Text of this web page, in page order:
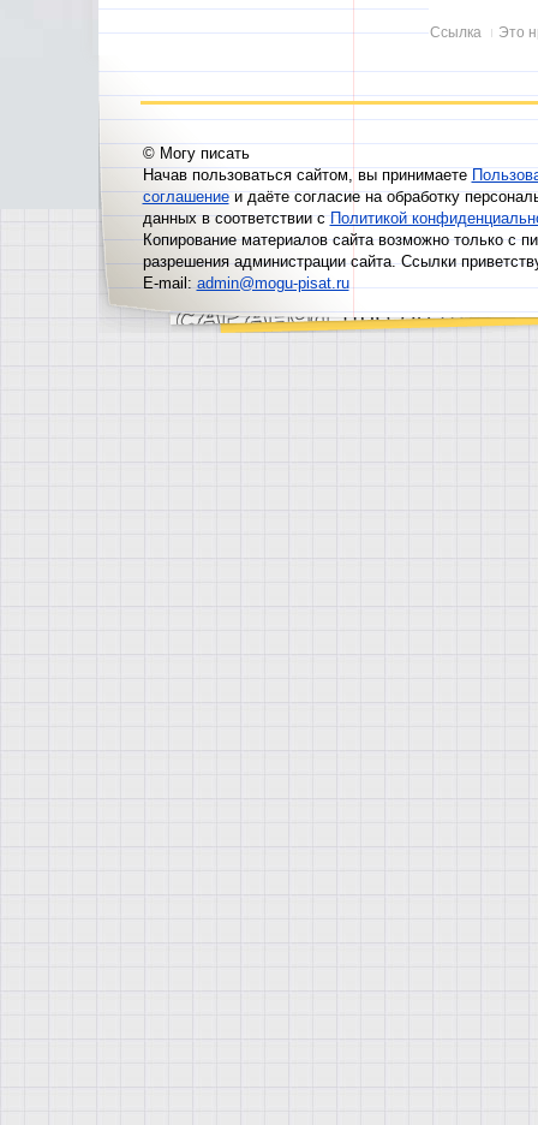
Ссылка Это
© Могу писать
Начав пользоваться сайтом, вы принимаете
соглашениеи даёте согласие на обработку
данных в соответствии сПолитикой
Копирование материалов сайта возможно только с
разрешения администрации сайта. Ссылки
E-mail: admin@mogu-pisat.ru